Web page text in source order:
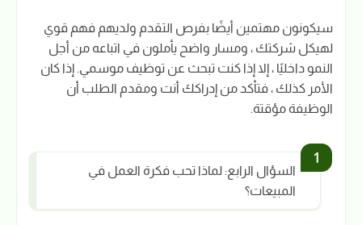
سيكونون مهتمين أيضًا بفرص التقدم ولديهم فهم قوي
لهيكل شركتك ، ومسار واضح يأملون في اتباعه من أجل
النمو داخليًا ، إلا إذا كنت تبحث عن توظيف موسمي. إذا كان
الأمر كذلك ، فتأكد من إدراكك أنت ومقدم الطلب أن
الوظيفة مؤقتة.
السؤال الرابع: لماذا تحب فكرة العمل في
المبيعات؟